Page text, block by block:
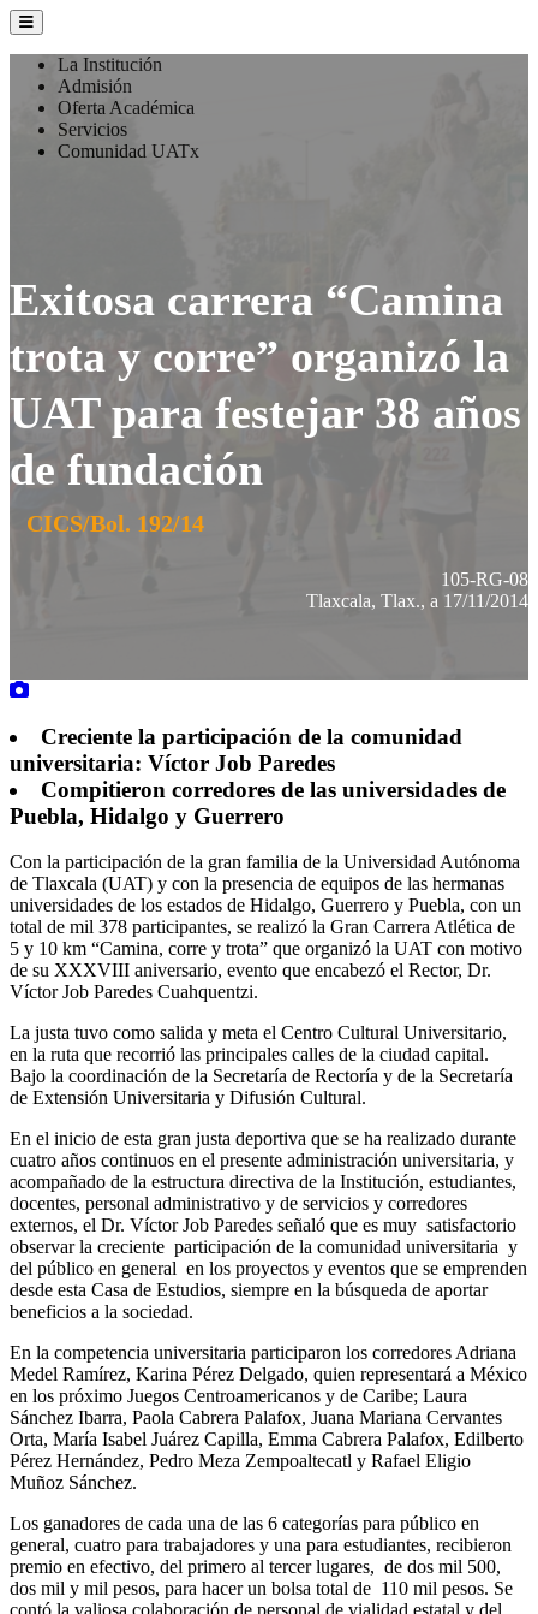
La Institución
Admisión
Oferta Académica
Servicios
Comunidad UATx
Exitosa carrera “Camina
trota y corre” organizó la
UAT para festejar 38 años
de fundación
CICS/Bol. 192/14
105-RG-08
Tlaxcala, Tlax., a 17/11/2014
Creciente la participación de la comunidad
universitaria: Víctor Job Paredes
Compitieron corredores de las universidades de
Puebla, Hidalgo y Guerrero
Con la participación de la gran familia de la Universidad Autónoma
de Tlaxcala (UAT) y con la presencia de equipos de las hermanas
universidades de los estados de Hidalgo, Guerrero y Puebla, con un
total de mil 378 participantes, se realizó la Gran Carrera Atlética de
5 y 10 km “Camina, corre y trota” que organizó la UAT con motivo
de su XXXVIII aniversario, evento que encabezó el Rector, Dr.
Víctor Job Paredes Cuahquentzi.
La justa tuvo como salida y meta el Centro Cultural Universitario,
en la ruta que recorrió las principales calles de la ciudad capital.
Bajo la coordinación de la Secretaría de Rectoría y de la Secretaría
de Extensión Universitaria y Difusión Cultural.
En el inicio de esta gran justa deportiva que se ha realizado durante
cuatro años continuos en el presente administración universitaria, y
acompañado de la estructura directiva de la Institución, estudiantes,
docentes, personal administrativo y de servicios y corredores
externos, el Dr. Víctor Job Paredes señaló que es muy satisfactorio
observar la creciente participación de la comunidad universitaria y
del público en general en los proyectos y eventos que se emprenden
desde esta Casa de Estudios, siempre en la búsqueda de aportar
beneficios a la sociedad.
En la competencia universitaria participaron los corredores Adriana
Medel Ramírez, Karina Pérez Delgado, quien representará a México
en los próximo Juegos Centroamericanos y de Caribe; Laura
Sánchez Ibarra, Paola Cabrera Palafox, Juana Mariana Cervantes
Orta, María Isabel Juárez Capilla, Emma Cabrera Palafox, Edilberto
Pérez Hernández, Pedro Meza Zempoaltecatl y Rafael Eligio
Muñoz Sánchez.
Los ganadores de cada una de las 6 categorías para público en
general, cuatro para trabajadores y una para estudiantes, recibieron
premio en efectivo, del primero al tercer lugares, de dos mil 500,
dos mil y mil pesos, para hacer un bolsa total de 110 mil pesos. Se